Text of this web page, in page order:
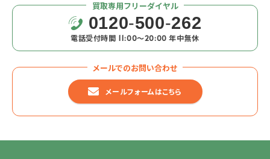
買取専用フリーダイヤル
0120-500-262
電話受付時間 11:00〜20:00 年中無休
メールでのお問い合わせ
メールフォームはこちら